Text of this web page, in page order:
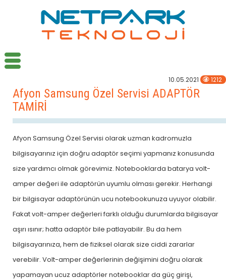
10.05.2021 1212
Afyon Samsung Özel Servisi ADAPTÖR
TAMİRİ
Afyon Samsung Özel Servisi olarak uzman kadromuzla
bilgisayarınız için doğru adaptör seçimi yapmanız konusunda
size yardımcı olmak görevimiz. Notebooklarda batarya volt-
amper değeri ile adaptörün uyumlu olması gerekir. Herhangi
bir bilgisayar adaptörünün ucu notebookunuza uyuyor olabilir.
Fakat volt-amper değerleri farklı olduğu durumlarda bilgisayar
aşırı ısınır; hatta adaptör bile patlayabilir. Bu da hem
bilgisayarınıza, hem de fiziksel olarak size ciddi zararlar
verebilir. Volt-amper değerlerinin değişimini doğru olarak
yapamayan ucuz adaptörler notebooklar da güç girişi,